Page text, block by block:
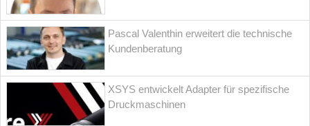
Pascal Valenthin erweitert die technische
Kundenberatung
XSYS entwickelt Adapter für spezifische
Druckmaschinen